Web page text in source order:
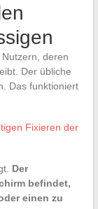
deren
Der übliche
Das funktioniert
Fixieren der
Der
befindet,
einen zu